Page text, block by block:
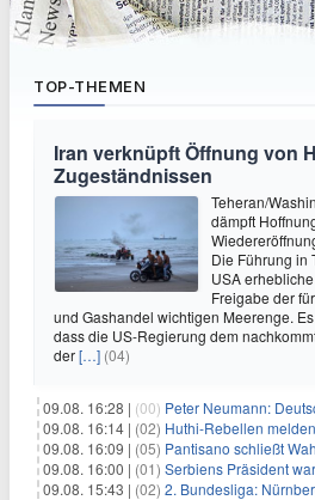
TOP-THEMEN
Iran verknüpft Öffnung von
Zugeständnissen
Teheran/
dämpft
Die Führung in
USA
Freigabe der
und Gashandel wichtigen Meerenge.
dass die US-Regierung dem
der[…] (04)
09.08. 16:28 | (00) Peter Neumann: Deutschland
09.08. 16:14 | (02) Huthi-Rebellen melden
09.08. 16:09 | (05) Pantisano schließt Wahl
09.08. 16:00 | (01) Serbiens Präsident
09.08. 15:43 | (02) 2. Bundesliga: Nürnberg